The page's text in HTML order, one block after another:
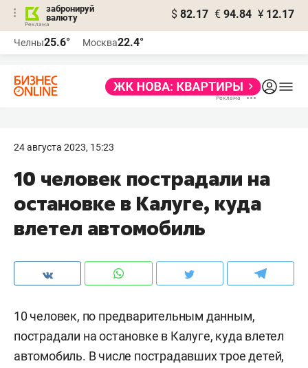
забронируй
валюту
$ 82.17 € 94.84 ¥ 12.17
Челны25.6° Москва22.4°
24 августа 2023, 15:23
10 человек пострадали на
остановке в Калуге, куда
влетел автомобиль
10 человек, по предварительным данным,
пострадали на остановке в Калуге, куда влетел
автомобиль. В числе пострадавших трое детей,